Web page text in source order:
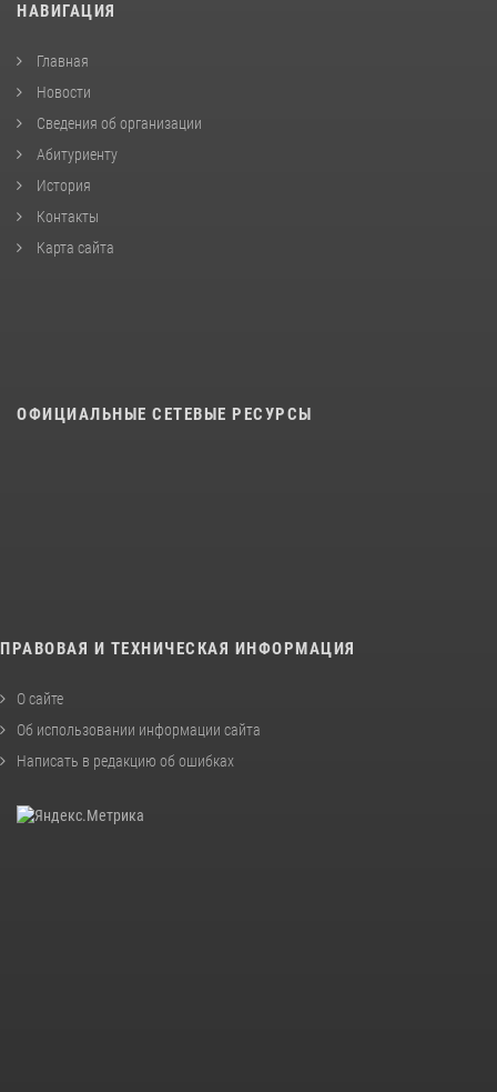
НАВИГАЦИЯ
Главная
Новости
Сведения об организации
Абитуриенту
История
Контакты
Карта сайта
ОФИЦИАЛЬНЫЕ СЕТЕВЫЕ РЕСУРСЫ
ПРАВОВАЯ И ТЕХНИЧЕСКАЯ ИНФОРМАЦИЯ
О сайте
Об использовании информации сайта
Написать в редакцию об ошибках